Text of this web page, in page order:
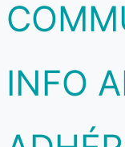
INFO